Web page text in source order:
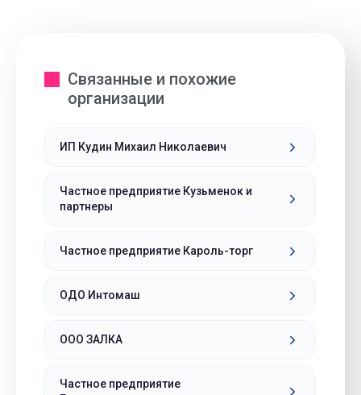
Связанные и похожие
организации
ИП Кудин Михаил Николаевич
Частное предприятие Кузьменок и
партнеры
Частное предприятие Кароль-торг
ОДО Интомаш
ООО ЗАЛКА
Частное предприятие